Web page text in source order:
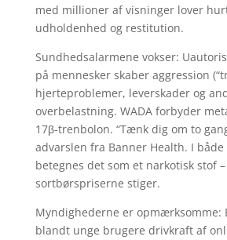
med millioner af visninger lover
udholdenhed og restitution.
Sundhedsalarmene vokser:
på mennesker skaber aggression
hjerteproblemer, leverskader og
overbelastning. WADA forbyder
17β-trenbolon. “Tænk dig om to
advarslen fra Banner Health. I både
betegnes det som et narkotisk stof
sortbørspriserne stiger.
Myndighederne er opmærksomme:
blandt unge brugere drivkraft af